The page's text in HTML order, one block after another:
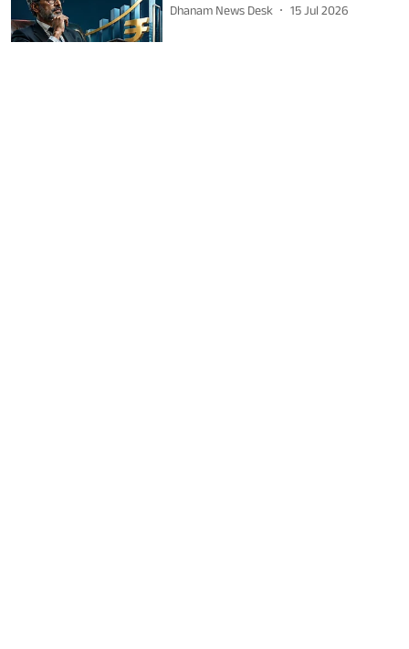
Dhanam News Desk 15 Jul 2026